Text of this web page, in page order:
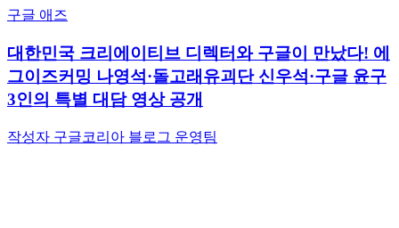
구글 애즈
대한민국 크리에이티브 디렉터와 구글이 만났다! 에
그이즈커밍 나영석·돌고래유괴단 신우석·구글 윤구
3인의 특별 대담 영상 공개
작성자 구글코리아 블로그 운영팀